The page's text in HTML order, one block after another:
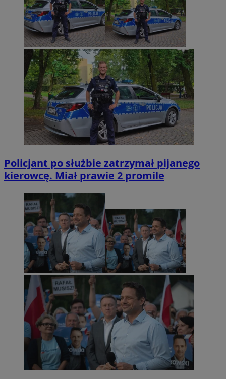
Policjant po służbie zatrzymał pijanego
kierowcę. Miał prawie 2 promile